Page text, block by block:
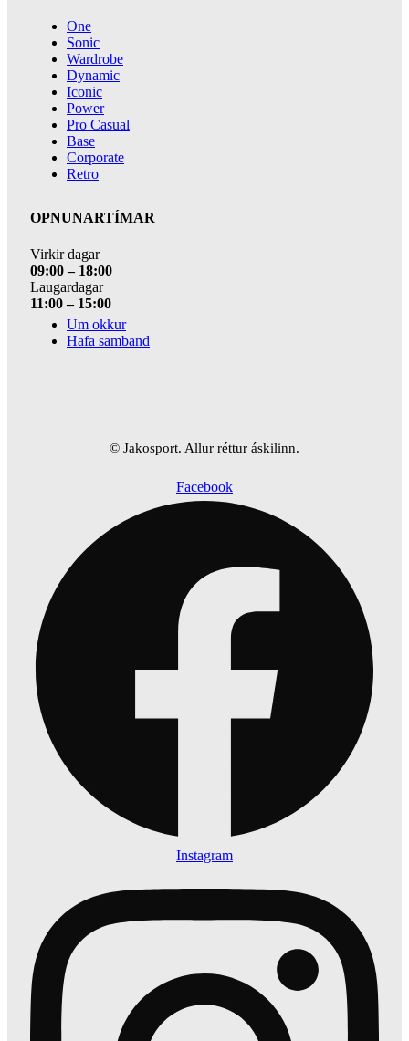
One
Sonic
Wardrobe
Dynamic
Iconic
Power
Pro Casual
Base
Corporate
Retro
OPNUNARTÍMAR
Virkir dagar
09:00 – 18:00
Laugardagar
11:00 – 15:00
Um okkur
Hafa samband
© Jakosport. Allur réttur áskilinn.
Facebook
Instagram